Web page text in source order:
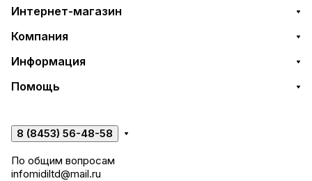
Интернет-магазин
Компания
Информация
Помощь
8 (8453) 56-48-58
По общим вопросам
infomidiltd@mail.ru